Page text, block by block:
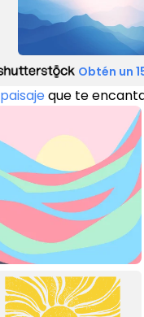
Obtén un
paisajeque te